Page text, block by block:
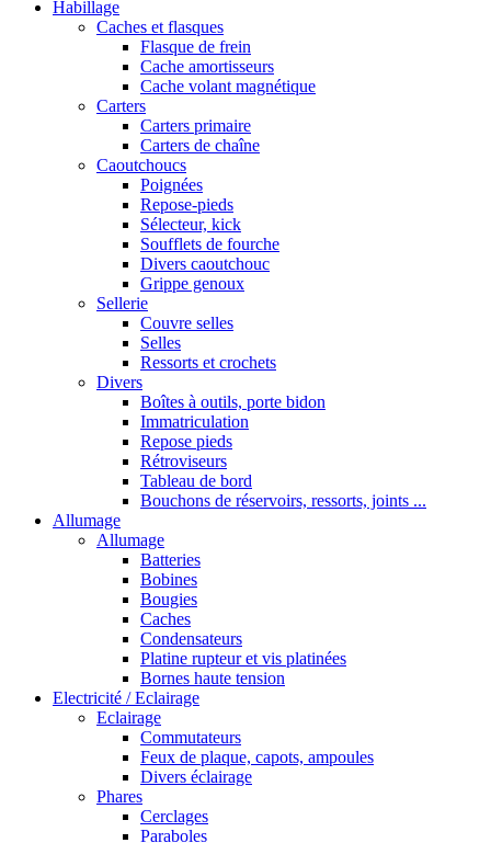
Habillage
Caches et flasques
Flasque de frein
Cache amortisseurs
Cache volant magnétique
Carters
Carters primaire
Carters de chaîne
Caoutchoucs
Poignées
Repose-pieds
Sélecteur, kick
Soufflets de fourche
Divers caoutchouc
Grippe genoux
Sellerie
Couvre selles
Selles
Ressorts et crochets
Divers
Boîtes à outils, porte bidon
Immatriculation
Repose pieds
Rétroviseurs
Tableau de bord
Bouchons de réservoirs, ressorts, joints ...
Allumage
Allumage
Batteries
Bobines
Bougies
Caches
Condensateurs
Platine rupteur et vis platinées
Bornes haute tension
Electricité / Eclairage
Eclairage
Commutateurs
Feux de plaque, capots, ampoules
Divers éclairage
Phares
Cerclages
Paraboles